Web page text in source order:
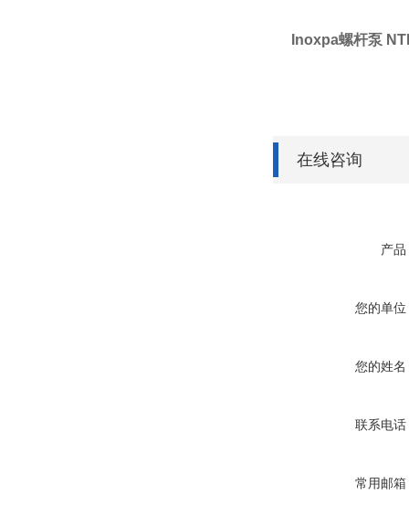
Inoxpa螺杆泵
在线咨询
产品
您的单位
您的姓名
联系电话
常用邮箱